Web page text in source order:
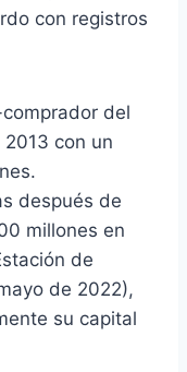
con registros
del
con un
después de
millones en
de
de 2022),
su capital